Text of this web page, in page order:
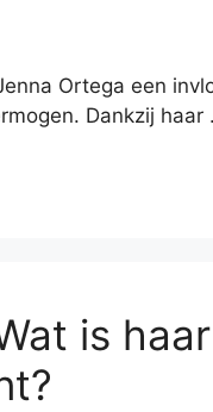
Ortega een
Dankzij haar
is